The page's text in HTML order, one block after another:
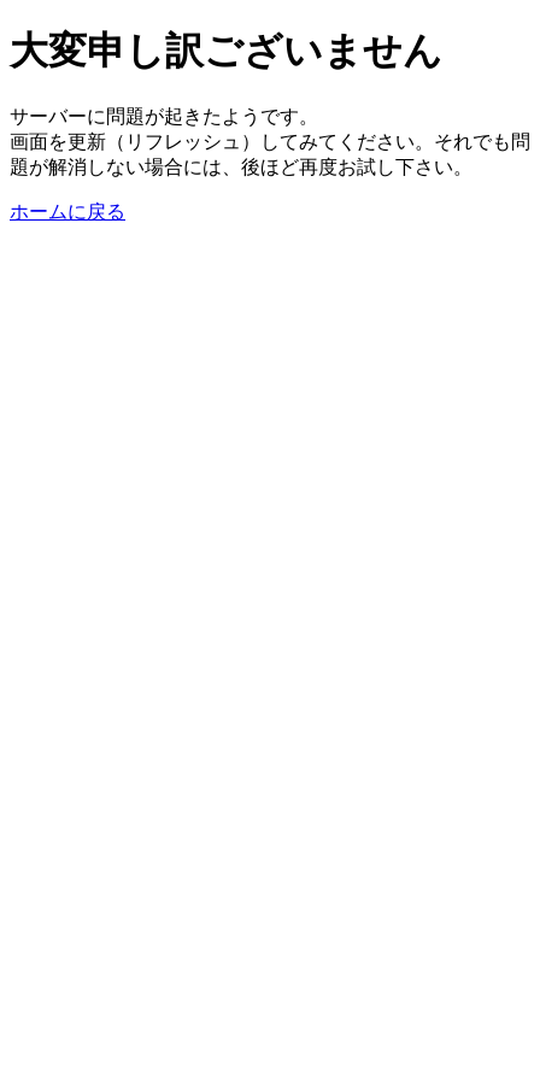
大変申し訳ございません
サーバーに問題が起きたようです。
画面を更新（リフレッシュ）してみてください。それでも問
題が解消しない場合には、後ほど再度お試し下さい。
ホームに戻る